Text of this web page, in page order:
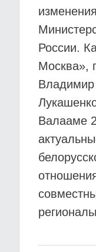
России.
Москва»,
Владимир
Валааме